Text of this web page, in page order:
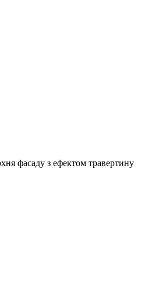
фасаду з ефектом травертину